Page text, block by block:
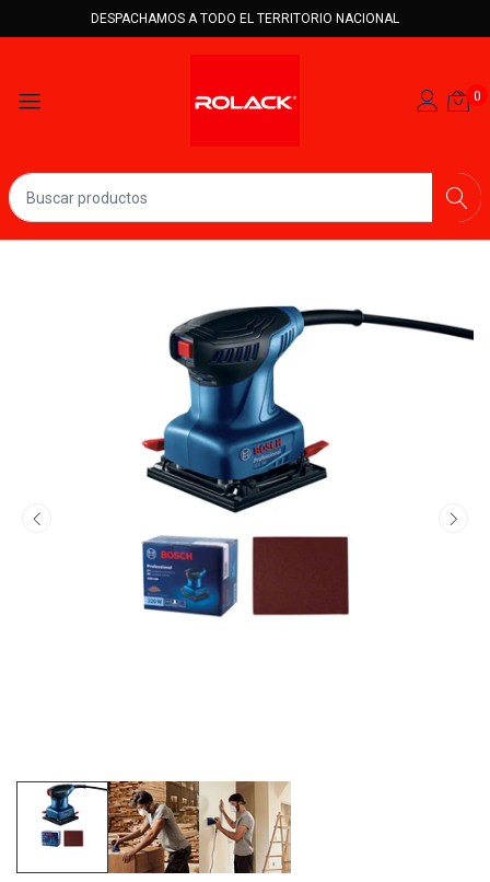
DESPACHAMOS A TODO EL TERRITORIO NACIONAL
0